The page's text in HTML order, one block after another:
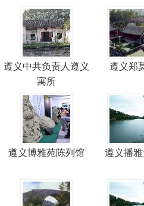
遵义中共负责人遵义
寓所
遵义郑
遵义博雅苑陈列馆 遵义播